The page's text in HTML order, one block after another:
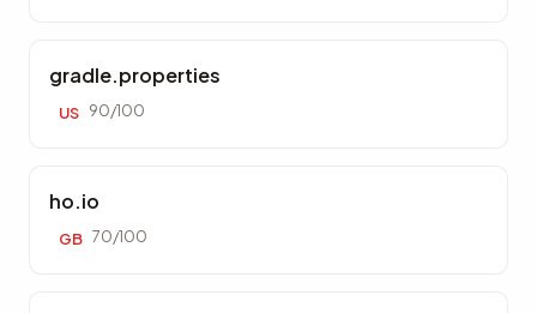
gradle.properties
US 90/100
ho.io
GB 70/100